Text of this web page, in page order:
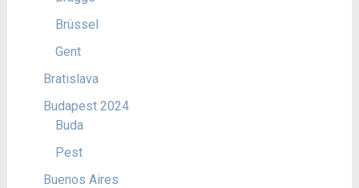
Brüssel
Gent
Bratislava
Budapest 2024
Buda
Pest
Buenos Aires